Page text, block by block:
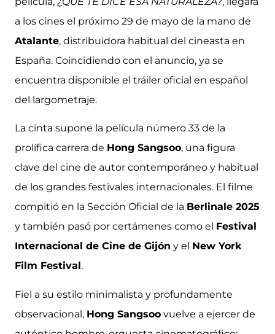
a los cines el próximo 29 de mayo de la mano de
Atalante, distribuidora habitual del cineasta en
España. Coincidiendo con el anuncio, ya se
encuentra disponible el tráiler oficial en español
del largometraje.
La cinta supone la película número 33 de la
prolífica carrera de Hong Sangsoo, una figura
clave del cine de autor contemporáneo y habitual
de los grandes festivales internacionales. El filme
compitió en la Sección Oficial de la Berlinale 2025
y también pasó por certámenes como el Festival
Internacional de Cine de Gijón y el New York
Film Festival.
Fiel a su estilo minimalista y profundamente
observacional, Hong Sangsoo vuelve a ejercer de